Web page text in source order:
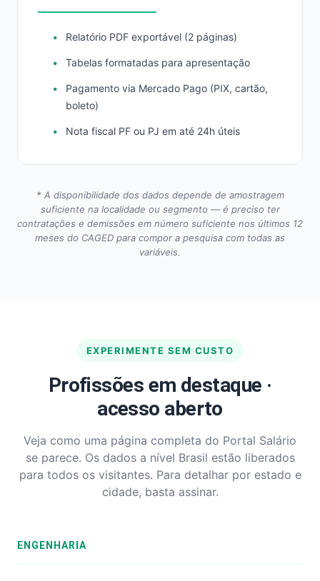
Relatório PDF exportável (2 páginas)
Tabelas formatadas para apresentação
Pagamento via Mercado Pago (PIX, cartão,
boleto)
Nota fiscal PF ou PJ em até 24h úteis
* A disponibilidade dos dados depende de amostragem
suficiente na localidade ou segmento — é preciso ter
contratações e demissões em número suficiente nos últimos 12
meses do CAGED para compor a pesquisa com todas as
variáveis.
EXPERIMENTE SEM CUSTO
Profissões em destaque ·
acesso aberto
Veja como uma página completa do Portal Salário
se parece. Os dados a nível Brasil estão liberados
para todos os visitantes. Para detalhar por estado e
cidade, basta assinar.
ENGENHARIA